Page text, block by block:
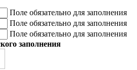
Поле обязательно для заполнения
Поле обязательно для заполнения
Поле обязательно для заполнения
заполнения